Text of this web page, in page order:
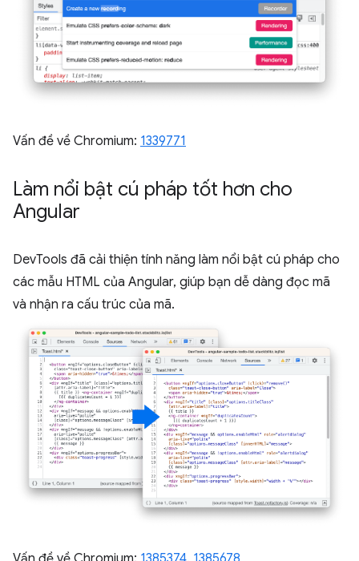
Vấn đề về Chromium: 1339771
Làm nổi bật cú pháp tốt hơn cho
Angular
DevTools đã cải thiện tính năng làm nổi bật cú pháp cho
các mẫu HTML của Angular, giúp bạn dễ dàng đọc mã
và nhận ra cấu trúc của mã.